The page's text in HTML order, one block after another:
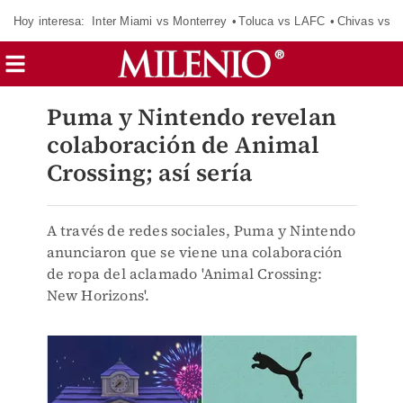
Hoy interesa: Inter Miami vs Monterrey Toluca vs LAFC Chivas vs
Puma y Nintendo revelan
colaboración de Animal
Crossing; así sería
A través de redes sociales, Puma y Nintendo
anunciaron que se viene una colaboración
de ropa del aclamado 'Animal Crossing:
New Horizons'.